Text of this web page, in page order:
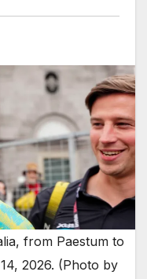
from Paestum to
2026. (Photo by